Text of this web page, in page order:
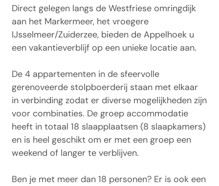
Direct gelegen langs de Westfriese omringdijk
aan het Markermeer, het vroegere
IJsselmeer/Zuiderzee, bieden de Appelhoek u
een vakantieverblijf op een unieke locatie aan.
De 4 appartementen in de sfeervolle
gerenoveerde stolpboerderij staan met elkaar
in verbinding zodat er diverse mogelijkheden zijn
voor combinaties. De groep accommodatie
heeft in totaal 18 slaapplaatsen (8 slaapkamers)
en is heel geschikt om er met een groep een
weekend of langer te verblijven.
Ben je met meer dan 18 personen? Er is ook een